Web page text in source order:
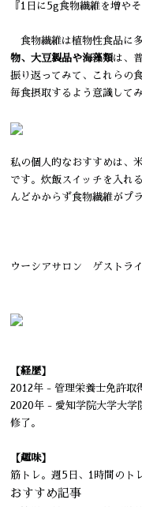
『1日に5g食物繊維を増やそ
食物繊維は植物性食品に
物、大豆製品や海藻類は、
振り返ってみて、これらの
毎食摂取するよう意識して
私の個人的なおすすめは、
です。炊飯スイッチを入れ
んどかからず食物繊維がプ
ウーシアサロン ゲストラ
【経歴】
2012年 - 管理栄養士免許取
2020年 - 愛知学院大学大学
修了。
【趣味】
筋トレ。週5日、1時間のト
おすすめ記事